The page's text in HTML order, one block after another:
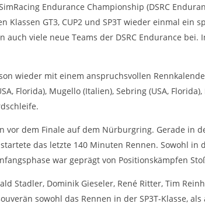
Endurance Championship (DSRC
GT3, CUP2 und SP3T wieder einmal ein
viele neue Teams der DSRC Endurance bei.
wieder mit einem anspruchsvollen
Florida), Mugello (Italien), Sebring (USA,
dem Finale auf dem Nürburgring. Gerade in
das letzte 140 Minuten Rennen. Sowohl in
war geprägt von Positionskämpfen
Stadler, Dominik Gieseler, René Ritter, Tim
sowohl das Rennen in der SP3T-Klasse,